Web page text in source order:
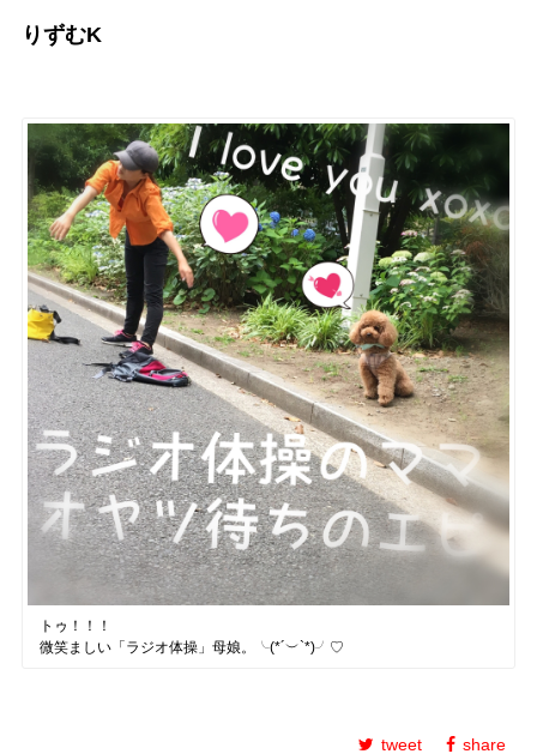
りずむK
トゥ！！！
微笑ましい「ラジオ体操」母娘。╰(*´︶`*)╯♡
tweet share